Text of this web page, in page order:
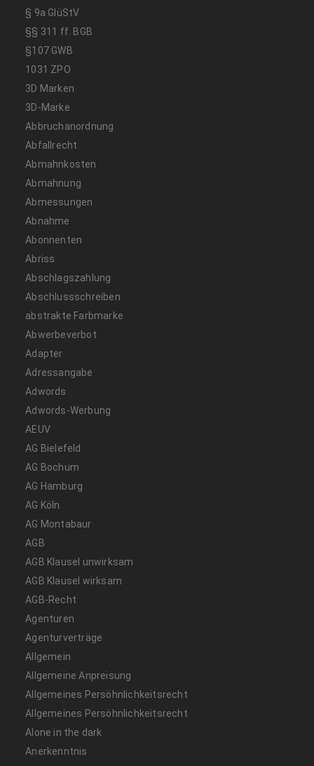
§ 9a GlüStV
§§ 311 ff. BGB
§107 GWB
1031 ZPO
3D Marken
3D-Marke
Abbruchanordnung
Abfallrecht
Abmahnkosten
Abmahnung
Abmessungen
Abnahme
Abonnenten
Abriss
Abschlagszahlung
Abschlussschreiben
abstrakte Farbmarke
Abwerbeverbot
Adapter
Adressangabe
Adwords
Adwords-Werbung
AEUV
AG Bielefeld
AG Bochum
AG Hamburg
AG Köln
AG Montabaur
AGB
AGB Klausel unwirksam
AGB Klausel wirksam
AGB-Recht
Agenturen
Agenturverträge
Allgemein
Allgemeine Anpreisung
Allgemeines Persöhnlichkeitsrecht
Allgemeines Persöhnlichkeitsrecht
Alone in the dark
Anerkenntnis